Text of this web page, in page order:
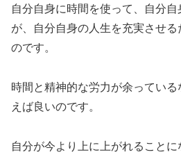
自分自身に時間を使って、自分
が、自分自身の人生を充実させ
のです。
時間と精神的な労力が余ってい
えば良いのです。
自分が今より上に上がれること